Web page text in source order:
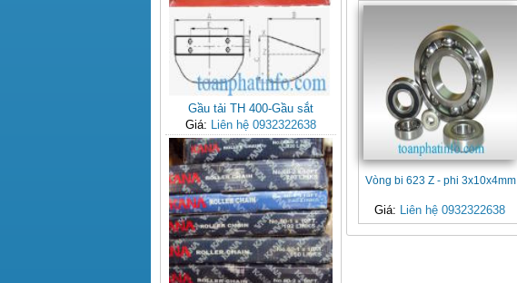
Gầu tải TH 400-Gầu sắt
Giá: Liên hệ 0932322638
Vòng bi 623 Z - phi 3x10x4mm
Giá: Liên hệ 0932322638